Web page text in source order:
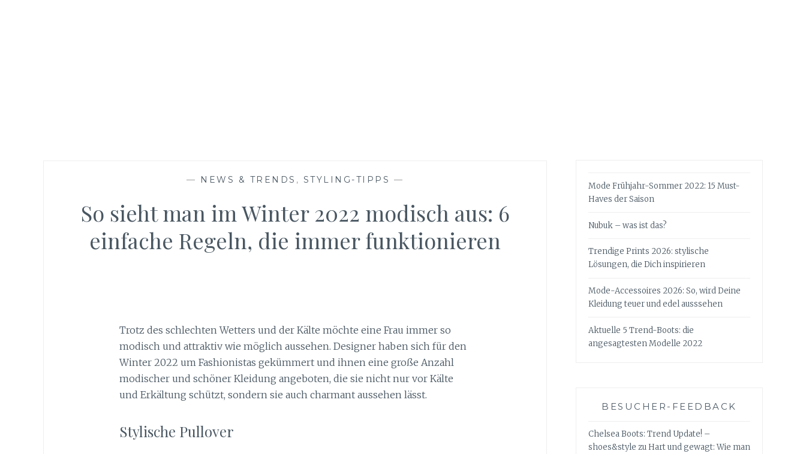
— NEWS & TRENDS , STYLING-TIPPS —
So sieht man im Winter 2022 modisch aus: 6
einfache Regeln, die immer funktionieren
Trotz des schlechten Wetters und der Kälte möchte eine Frau immer so
modisch und attraktiv wie möglich aussehen. Designer haben sich für den
Winter 2022 um Fashionistas gekümmert und ihnen eine große Anzahl
modischer und schöner Kleidung angeboten, die sie nicht nur vor Kälte
und Erkältung schützt, sondern sie auch charmant aussehen lässt.
Stylische Pullover
Mode Frühjahr-Sommer 2022: 15 Must-
Haves der Saison
Nubuk – was ist das?
Trendige Prints 2026: stylische
Lösungen, die Dich inspirieren
Mode-Accessoires 2026: So, wird Deine
Kleidung teuer und edel ausssehen
Aktuelle 5 Trend-Boots: die
angesagtesten Modelle 2022
BESUCHER-FEEDBACK
Chelsea Boots: Trend Update! –
shoes&style zuHart und gewagt: Wie man